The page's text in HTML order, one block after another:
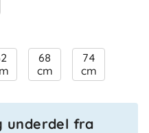
68
cm
74
cm
underdel fra
2 måneder siden